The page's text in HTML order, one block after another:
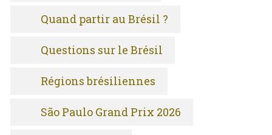
Quand partir au Brésil ?
Questions sur le Brésil
Régions brésiliennes
São Paulo Grand Prix 2026